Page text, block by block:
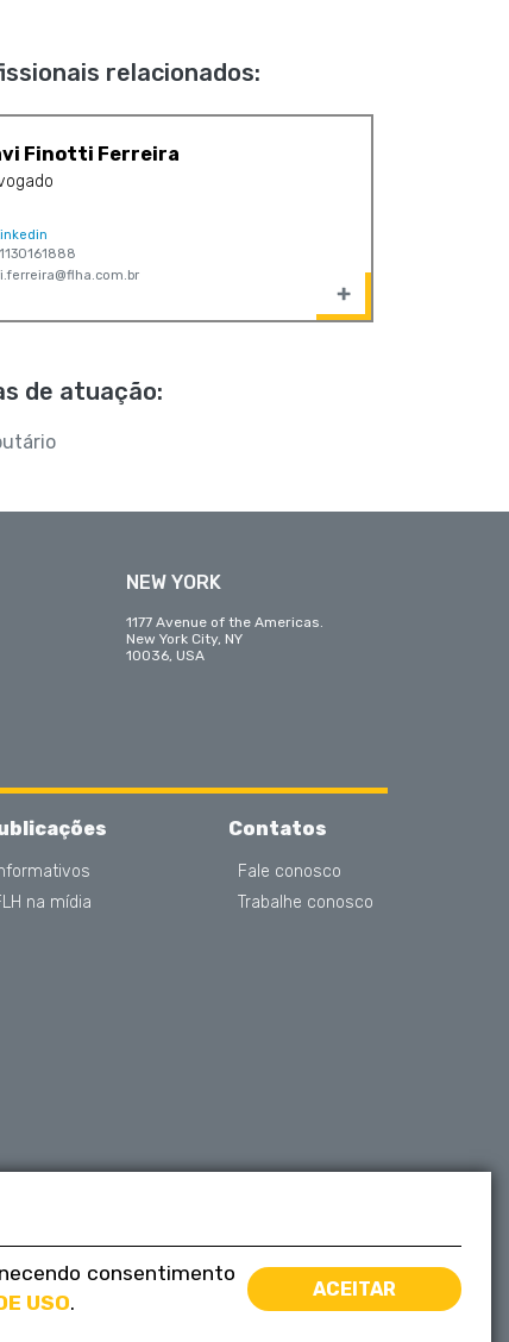
relacionados:
Finotti Ferreira
de atuação:
NEW YORK
1177 Avenue of the Americas.
New York City, NY
10036, USA
na mídia
Contatos
Fale conosco
Trabalhe conosco
consentimento
USO.
ACEITAR